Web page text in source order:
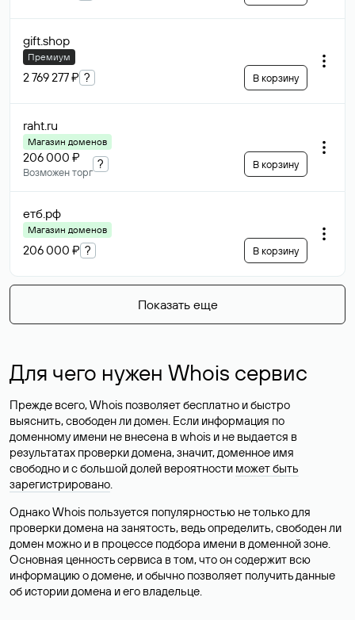
gift.shop
Премиум
2 769 277 ₽ ? В корзину
raht.ru
Магазин доменов
206 000 ₽
Возможен торг
? В корзину
етб.рф
Магазин доменов
206 000 ₽ ? В корзину
Показать еще
Для чего нужен Whois сервис
Прежде всего, Whois позволяет бесплатно и быстро
выяснить, свободен ли домен. Если информация по
доменному имени не внесена в whois и не выдается в
результатах проверки домена, значит, доменное имя
свободно и с большой долей вероятности может быть
зарегистрировано.
Однако Whois пользуется популярностью не только для
проверки домена на занятость, ведь определить, свободен ли
домен можно и в процессе подбора имени в доменной зоне.
Основная ценность сервиса в том, что он содержит всю
информацию о домене, и обычно позволяет получить данные
об истории домена и его владельце.